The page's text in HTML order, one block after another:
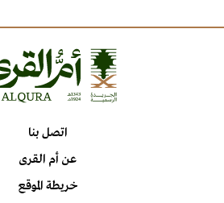
اتصل بنا
عن أم القرى
خريطة الموقع